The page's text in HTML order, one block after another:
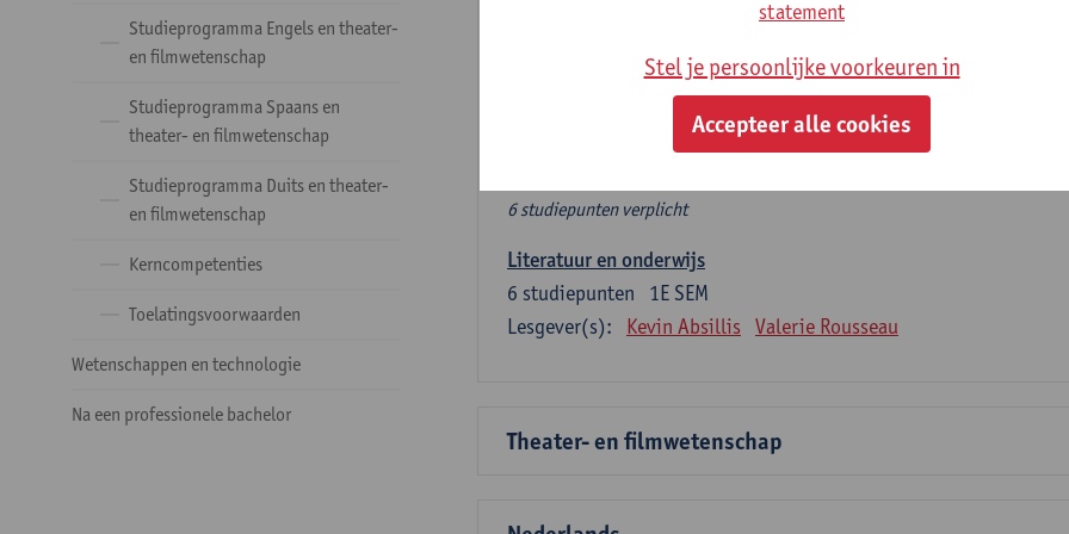
Studieprogramma Engels en theater-
en filmwetenschap
Studieprogramma Spaans en
theater- en filmwetenschap
Studieprogramma Duits en theater-
en filmwetenschap
Kerncompetenties
Toelatingsvoorwaarden
Wetenschappen en technologie
Na een professionele bachelor
Verplicht algemeen opleidingsonderdeel
Deze 6 verplichte studiepunten tellen mee in de
6 studiepunten verplicht
Literatuur en onderwijs
1E SEM
6 studiepunten
Lesgever(s):
Kevin Absillis Valerie Rousseau
Theater- en filmwetenschap
statement
Stel je persoonlijke voorkeuren in
Accepteer alle cookies